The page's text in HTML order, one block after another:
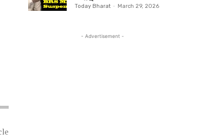
Today Bharat - March 29, 2026
- Advertisement -